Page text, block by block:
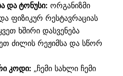
და ტონუსი: ორგანიზმი
ფიზიკურ რესტავრაციას
ხშირი დასვენება
ძილის რეჟიმსა და სწორ
კოდი: „ჩემი სახლი ჩემი